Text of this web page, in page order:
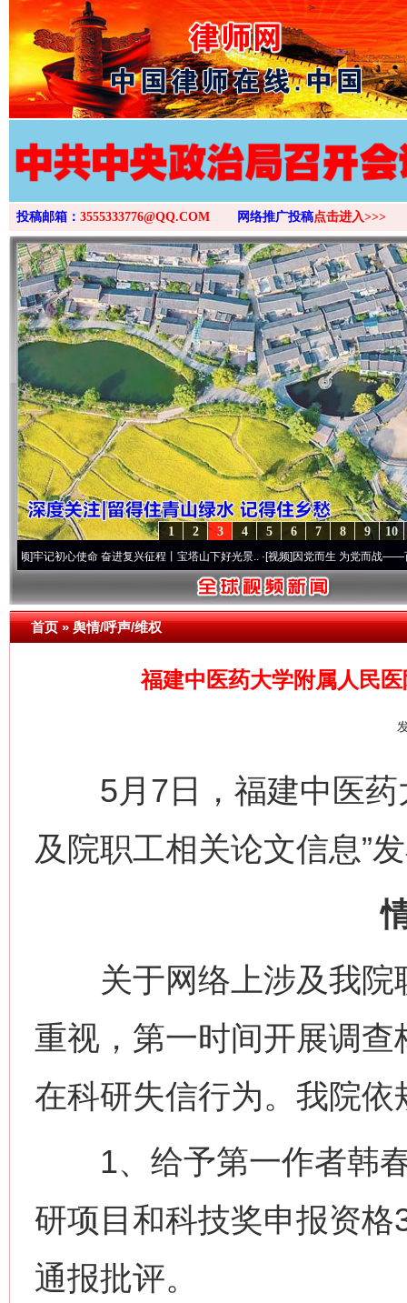
>
投稿邮箱： 3555333776@QQ.COM 网络推广投稿点击进入>>>
10
9
8
7
6
5
4
3
2
1
初心使命 奋进复兴征程丨宝塔山下好光景..·[视频]因党而生 为党而战——百年“纪”
首页»舆情/呼声/维权
福建中医药大学附属人民
5月7日，福建中医药
及院职工相关论文信息”
关于网络上涉及我院
重视，第一时间开展调
在科研失信行为。我院
1、给予第一作者韩春
研项目和科技奖申报资
通报批评。